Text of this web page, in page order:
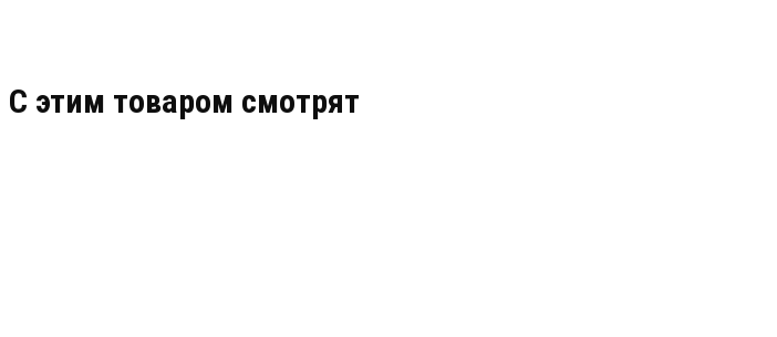
C этим товаром смотрят